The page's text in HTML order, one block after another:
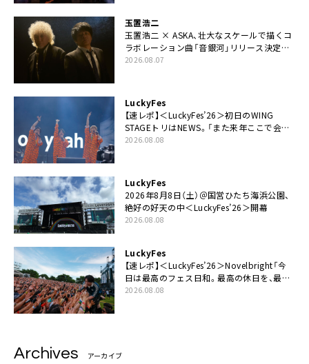
玉置浩二
玉置浩二 × ASKA、壮大なスケールで描くコ
ラボレーション曲「音銀河」リリース決定。
カップリングには新曲「命の宿り」収録も
2026.08.07
LuckyFes
【速レポ】＜LuckyFes’26＞初日のWING
STAGEトリはNEWS。「また来年ここで会い
ましょう！」
2026.08.08
LuckyFes
2026年8月8日（土）＠国営ひたち海浜公園、
絶好の好天の中＜LuckyFes’26＞開幕
2026.08.08
LuckyFes
【速レポ】＜LuckyFes’26＞Novelbright「今
日は最高のフェス日和。最高の休日を、最高
の夏休みを作っていきたい」
2026.08.08
Archives アーカイブ